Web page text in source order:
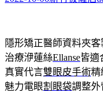
隱形矯正醫師資料夾客
治療洢蓮絲Ellanse皆適
真實代言雙眼皮手術精
魅力電眼割眼袋調整外